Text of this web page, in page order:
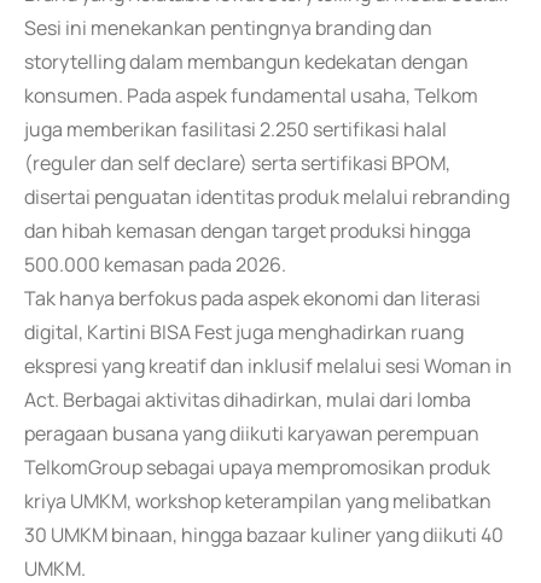
Sesi ini menekankan pentingnya branding dan
storytelling dalam membangun kedekatan dengan
konsumen. Pada aspek fundamental usaha, Telkom
juga memberikan fasilitasi 2.250 sertifikasi halal
(reguler dan self declare) serta sertifikasi BPOM,
disertai penguatan identitas produk melalui rebranding
dan hibah kemasan dengan target produksi hingga
500.000 kemasan pada 2026.
Tak hanya berfokus pada aspek ekonomi dan literasi
digital, Kartini BISA Fest juga menghadirkan ruang
ekspresi yang kreatif dan inklusif melalui sesi Woman in
Act. Berbagai aktivitas dihadirkan, mulai dari lomba
peragaan busana yang diikuti karyawan perempuan
TelkomGroup sebagai upaya mempromosikan produk
kriya UMKM, workshop keterampilan yang melibatkan
30 UMKM binaan, hingga bazaar kuliner yang diikuti 40
UMKM.